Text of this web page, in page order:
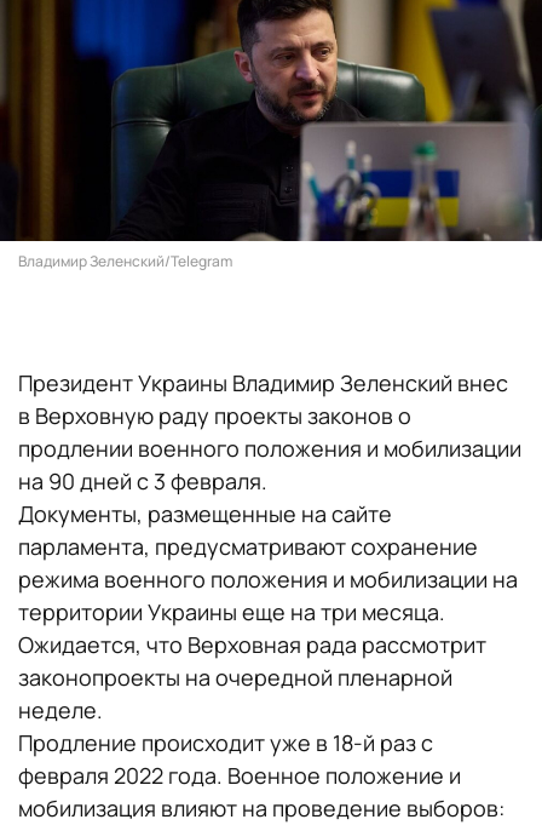
Владимир Зеленский/Telegram
Президент Украины Владимир Зеленский внес
в Верховную раду проекты законов о
продлении военного положения и мобилизации
на 90 дней с 3 февраля.
Документы, размещенные на сайте
парламента, предусматривают сохранение
режима военного положения и мобилизации на
территории Украины еще на три месяца.
Ожидается, что Верховная рада рассмотрит
законопроекты на очередной пленарной
неделе.
Продление происходит уже в 18-й раз с
февраля 2022 года. Военное положение и
мобилизация влияют на проведение выборов: